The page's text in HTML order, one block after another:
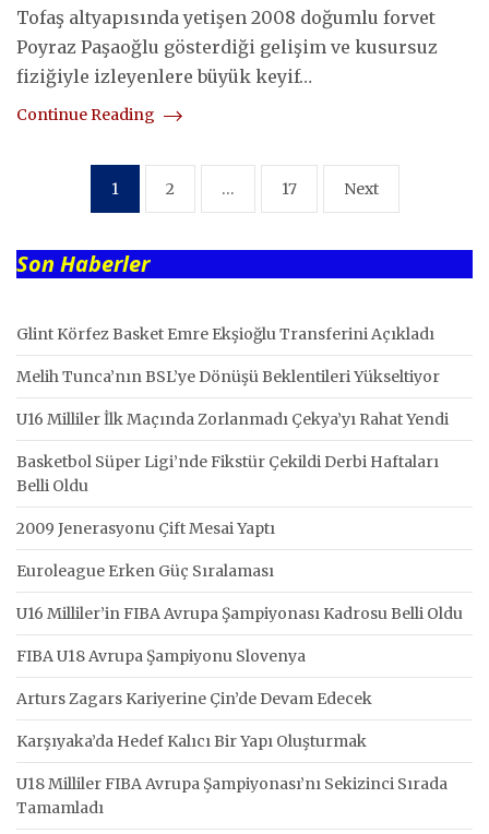
Tofaş altyapısında yetişen 2008 doğumlu forvet
Poyraz Paşaoğlu gösterdiği gelişim ve kusursuz
fiziğiyle izleyenlere büyük keyif…
Continue Reading
sayfalaması
1 2 … 17 Next
Son Haberler
Glint Körfez Basket Emre Ekşioğlu Transferini Açıkladı
Melih Tunca’nın BSL’ye Dönüşü Beklentileri Yükseltiyor
U16 Milliler İlk Maçında Zorlanmadı Çekya’yı Rahat Yendi
Basketbol Süper Ligi’nde Fikstür Çekildi Derbi Haftaları
Belli Oldu
2009 Jenerasyonu Çift Mesai Yaptı
Euroleague Erken Güç Sıralaması
U16 Milliler’in FIBA Avrupa Şampiyonası Kadrosu Belli Oldu
FIBA U18 Avrupa Şampiyonu Slovenya
Arturs Zagars Kariyerine Çin’de Devam Edecek
Karşıyaka’da Hedef Kalıcı Bir Yapı Oluşturmak
U18 Milliler FIBA Avrupa Şampiyonası’nı Sekizinci Sırada
Tamamladı